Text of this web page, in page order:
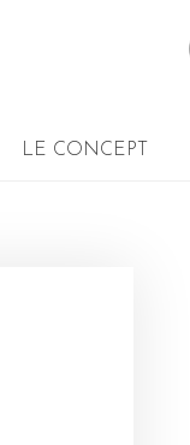
LE CONCEPT